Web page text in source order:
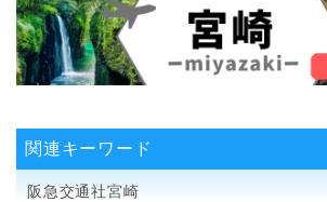
関連キーワード
阪急交通社宮崎